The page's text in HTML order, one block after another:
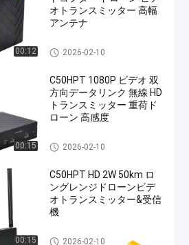
00:12
オトランスミッター 高幅
アンテナ
COFDM の送信機
2026-02-10
00:15
C50HPT 1080P ビデオ 双
方向データリンク 無線 HD
トランスミッター 重荷ド
ローン 高感度
COFDM の送信機
2026-02-10
00:15
C50HPT HD 2W 50km ロ
ングレンジドローンビデ
オトランスミッター&受信
機
COFDM の送信機
2026-02-10